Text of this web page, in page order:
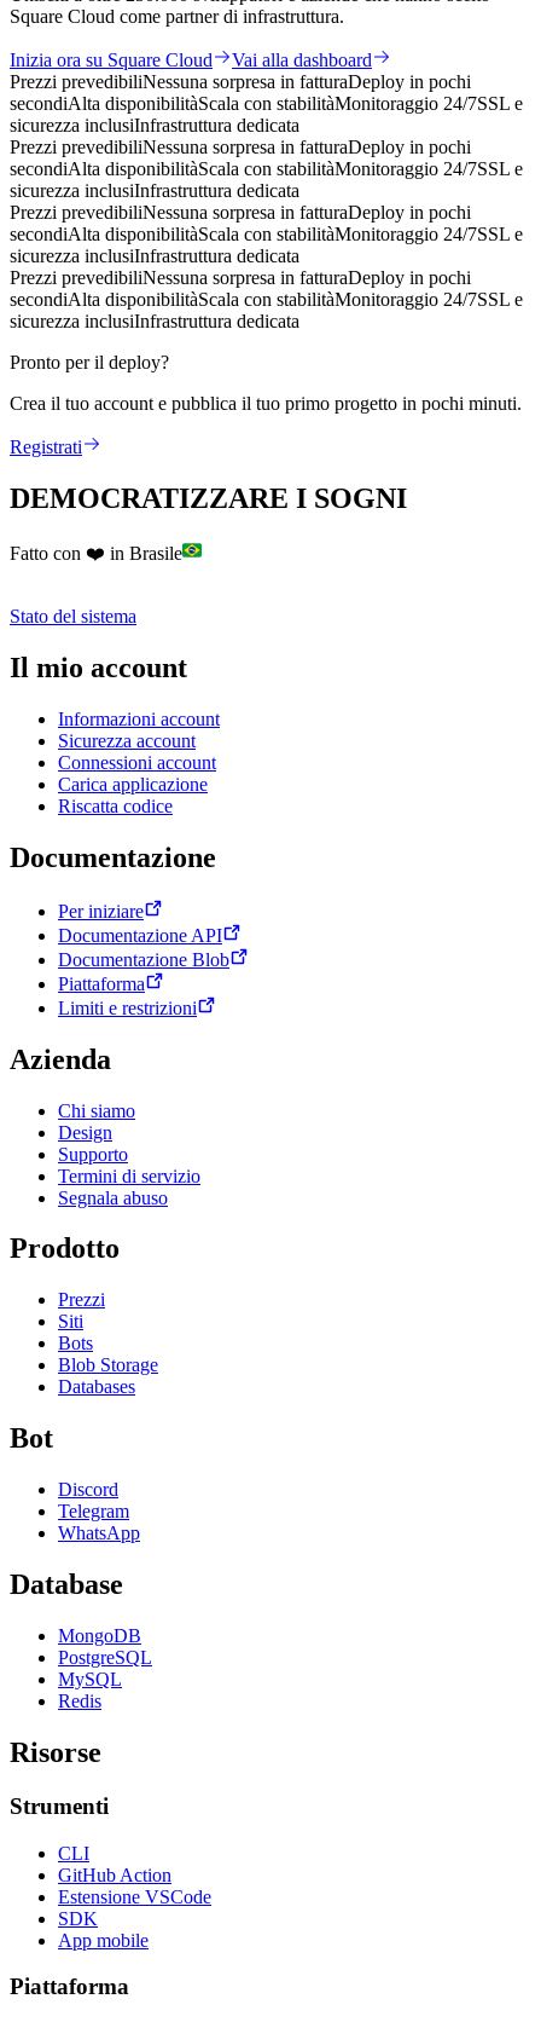
Square Cloud come partner di infrastruttura.
Inizia ora su Square Cloud
Vai alla dashboard
Prezzi prevedibiliNessuna sorpresa in fatturaDeploy in pochi
secondiAlta disponibilitàScala con stabilitàMonitoraggio 24/7SSL e
sicurezza inclusiInfrastruttura dedicata
Prezzi prevedibiliNessuna sorpresa in fatturaDeploy in pochi
secondiAlta disponibilitàScala con stabilitàMonitoraggio 24/7SSL e
sicurezza inclusiInfrastruttura dedicata
Prezzi prevedibiliNessuna sorpresa in fatturaDeploy in pochi
secondiAlta disponibilitàScala con stabilitàMonitoraggio 24/7SSL e
sicurezza inclusiInfrastruttura dedicata
Prezzi prevedibiliNessuna sorpresa in fatturaDeploy in pochi
secondiAlta disponibilitàScala con stabilitàMonitoraggio 24/7SSL e
sicurezza inclusiInfrastruttura dedicata
Pronto per il deploy?
Crea il tuo account e pubblica il tuo primo progetto in pochi minuti.
Registrati
DEMOCRATIZZARE I SOGNI
Fatto con ❤️ in Brasile
Stato del sistema
Il mio account
Informazioni account
Sicurezza account
Connessioni account
Carica applicazione
Riscatta codice
Documentazione
Per iniziare
Documentazione API
Documentazione Blob
Piattaforma
Limiti e restrizioni
Azienda
Chi siamo
Design
Supporto
Termini di servizio
Segnala abuso
Prodotto
Prezzi
Siti
Bots
Blob Storage
Databases
Bot
Discord
Telegram
WhatsApp
Database
MongoDB
PostgreSQL
MySQL
Redis
Risorse
Strumenti
CLI
GitHub Action
Estensione VSCode
SDK
App mobile
Piattaforma